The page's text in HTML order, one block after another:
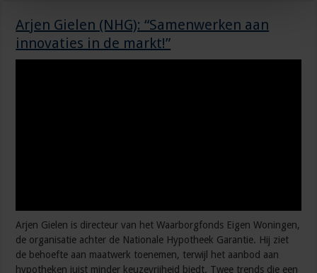
Arjen Gielen (NHG): “Samenwerken aan
innovaties in de markt!”
Arjen Gielen is directeur van het Waarborgfonds Eigen Woningen,
de organisatie achter de Nationale Hypotheek Garantie. Hij ziet
de behoefte aan maatwerk toenemen, terwijl het aanbod aan
hypotheken juist minder keuzevrijheid biedt. Twee trends die een